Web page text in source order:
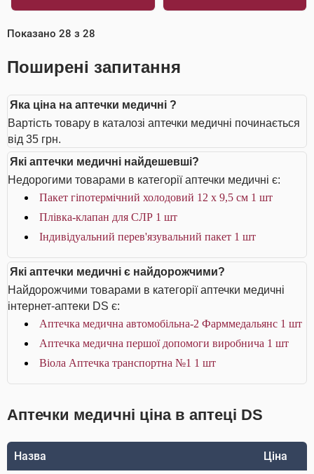
Показано 28 з 28
Поширені запитання
Яка ціна на аптечки медичні ?
Вартість товару в каталозі аптечки медичні починається
від 35 грн.
Які аптечки медичні найдешевші?
Недорогими товарами в категорії аптечки медичні є:
Пакет гіпотермічний холодовий 12 x 9,5 см 1 шт
Плівка-клапан для СЛР 1 шт
Індивідуальний перев'язувальний пакет 1 шт
Які аптечки медичні є найдорожчими?
Найдорожчими товарами в категорії аптечки медичні
інтернет-аптеки DS є:
Аптечка медична автомобільна-2 Фарммедальянс 1 шт
Аптечка медична першої допомоги виробнича 1 шт
Віола Аптечка транспортна №1 1 шт
Аптечки медичні ціна в аптеці DS
Назва Ціна